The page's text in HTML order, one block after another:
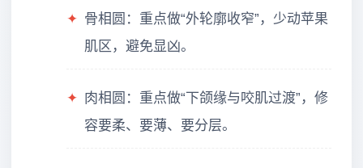
✦ 骨相圆：重点做“外轮廓收窄”，少动苹果
肌区，避免显凶。
✦ 肉相圆：重点做“下颌缘与咬肌过渡”，修
容要柔、要薄、要分层。